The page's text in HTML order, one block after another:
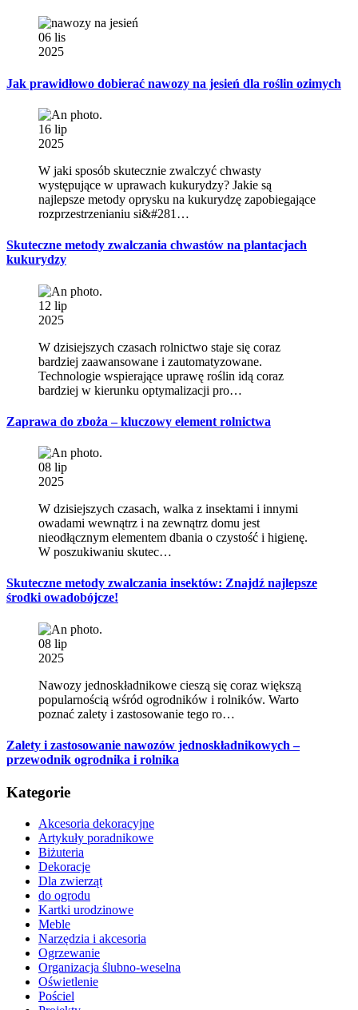
06 lis
2025
Jak prawidłowo dobierać nawozy na jesień dla roślin ozimych
16 lip
2025
W jaki sposób skutecznie zwalczyć chwasty
występujące w uprawach kukurydzy? Jakie są
najlepsze metody oprysku na kukurydzę zapobiegające
rozprzestrzenianiu si&#281…
Skuteczne metody zwalczania chwastów na plantacjach
kukurydzy
12 lip
2025
W dzisiejszych czasach rolnictwo staje się coraz
bardziej zaawansowane i zautomatyzowane.
Technologie wspierające uprawę roślin idą coraz
bardziej w kierunku optymalizacji pro…
Zaprawa do zboża – kluczowy element rolnictwa
08 lip
2025
W dzisiejszych czasach, walka z insektami i innymi
owadami wewnątrz i na zewnątrz domu jest
nieodłącznym elementem dbania o czystość i higienę.
W poszukiwaniu skutec…
Skuteczne metody zwalczania insektów: Znajdź najlepsze
środki owadobójcze!
08 lip
2025
Nawozy jednoskładnikowe cieszą się coraz większą
popularnością wśród ogrodników i rolników. Warto
poznać zalety i zastosowanie tego ro…
Zalety i zastosowanie nawozów jednoskładnikowych –
przewodnik ogrodnika i rolnika
Kategorie
Akcesoria dekoracyjne
Artykuły poradnikowe
Biżuteria
Dekoracje
Dla zwierząt
do ogrodu
Kartki urodzinowe
Meble
Narzędzia i akcesoria
Ogrzewanie
Organizacja ślubno-weselna
Oświetlenie
Pościel